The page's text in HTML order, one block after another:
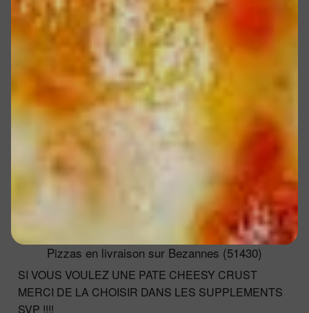
Pizzas en livraison sur Bezannes (51430)
SI VOUS VOULEZ UNE PATE CHEESY CRUST
MERCI DE LA CHOISIR DANS LES SUPPLEMENTS
SVP !!!!